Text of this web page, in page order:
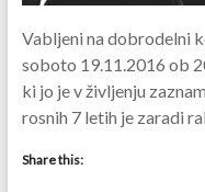
Vabljeni na dobrodelni
soboto 19.11.2016 ob
ki jo je v življenju
rosnih 7 letih je zaradi
Share this: